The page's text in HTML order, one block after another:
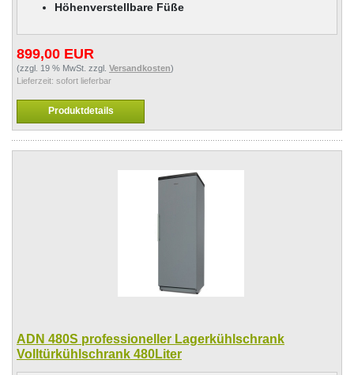
Höhenverstellbare Füße
899,00 EUR
(zzgl. 19 % MwSt. zzgl. Versandkosten)
Lieferzeit: sofort lieferbar
Produktdetails
ADN 480S professioneller Lagerkühlschrank
Volltürkühlschrank 480Liter